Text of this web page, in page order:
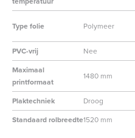
Type folie Polymeer
PVC-vrij
Nee
Maximaal
printformaat
1480 mm
Plaktechniek Droog
Standaard rolbreedte1520 mm